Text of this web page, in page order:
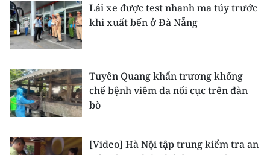
Lái xe được test nhanh ma túy trước
khi xuất bến ở Đà Nẵng
Tuyên Quang khẩn trương khống
chế bệnh viêm da nổi cục trên đàn
bò
[Video] Hà Nội tập trung kiểm tra an